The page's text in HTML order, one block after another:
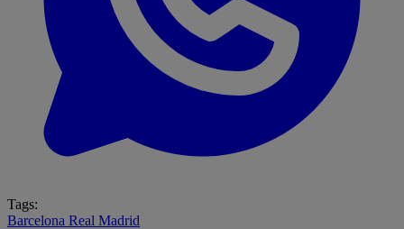
Tags:
Barcelona Real Madrid